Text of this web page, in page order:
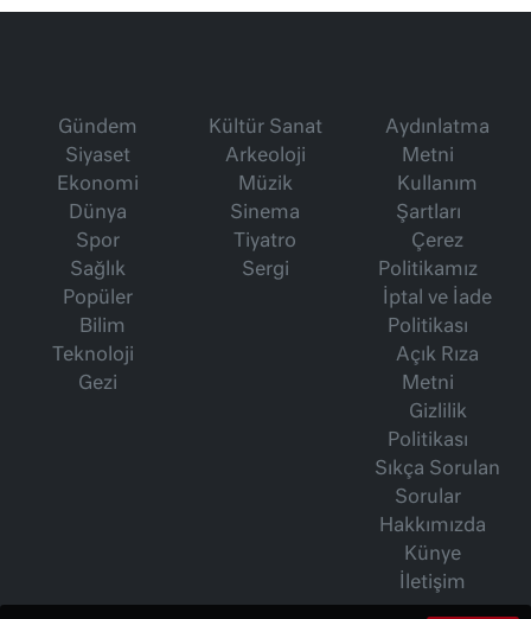
Gündem
Siyaset
Ekonomi
Dünya
Spor
Sağlık
Popüler
Bilim
Teknoloji
Gezi
Kültür Sanat
Arkeoloji
Müzik
Sinema
Tiyatro
Sergi
Aydınlatma
Metni
Kullanım
Şartları
Çerez
Politikamız
İptal ve İade
Politikası
Açık Rıza
Metni
Gizlilik
Politikası
Sıkça Sorulan
Sorular
Hakkımızda
Künye
İletişim